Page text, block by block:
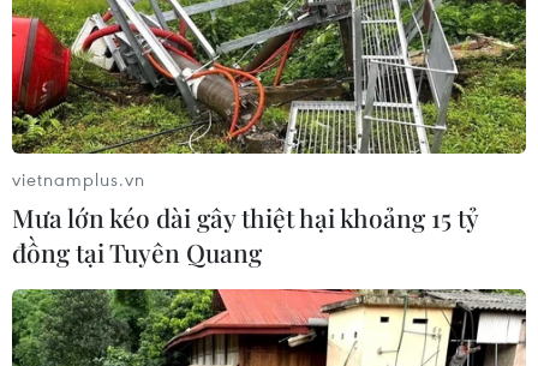
nước này đã đạt tới "đỉnh dịch" vào ngày 2/4,
song hiện các nhà lãnh đạo vẫn chưa sẵn sàng
đề xuất nới lỏng lệnh phong tỏa toàn quốc.
Thủ tướng Pedro Sanchez thông báo ông sẽ đề
nghị quốc hội gia hạn lệnh phong tỏa thêm hai
tuần nữa đến ngày 9/5. Lực lượng chức năng
Tây Ban Nha sẵn sàng mạnh tay trấn áp những
bảo an toàn cho cộng đồng./.
vietnamplus.vn
Mưa lớn kéo dài gây thiệt hại khoảng 15 tỷ
đồng tại Tuyên Quang